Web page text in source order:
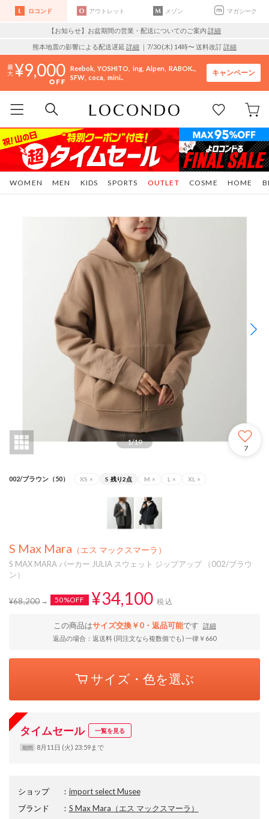
ロコンド アウトレット メゾン マガシーク
【お知らせ】お盆期間の営業・配送についてのご案内 詳細
熊本地震の影響による配送遅延 詳細 ｜7/30 (木) 14時〜 送料改訂詳細
9,000 Reebok YOSHITO ing Alpen
RABOK..
SFW coca mini..
キャンペーン
WOMEN MEN KIDS SPORTS COSME HOME
OUTLET
1/19
7
002/ブラウン（50） XS × S 残り2点 M × L × XL ×
S Max Mara （エス マックスマーラ）
S MAX MARA パーカー JULIA スウェット ジップアップ （002/ブラウ
ン）
¥68,200 50%OFF ¥34,100 税込
この商品はサイズ交換￥0・返品可能です
詳細
返品の場合：返送料 (同注文なら複数個でも) 一律￥660
サイズ・色を選ぶ
タイムセール 一覧を見る
期間 8月11日 (火) 23:59まで
ショップ ： import select Musee
ブランド
： S Max Mara （エス マックスマーラ）